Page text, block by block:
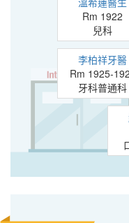
Rm 1922
兒科
李柏祥牙醫
Rm 1925-
牙科普通科